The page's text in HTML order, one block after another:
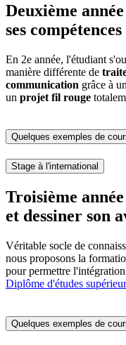
Deuxième
ses compétences
En 2e année, l'étudiant
manière différente de
communication grâce à un
un projet fil rouge
Quelques exemples de
Stage à l'international
Troisième
et dessiner son
Véritable socle de
nous proposons la
pour permettre
Diplôme d'études
Quelques exemples de